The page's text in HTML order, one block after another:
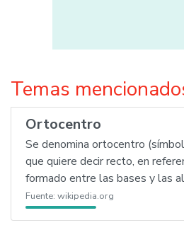
Temas
Ortocentro
Se denomina ortocentro
que quiere decir recto, en
formado entre las bases y las
Fuente: wikipedia.org